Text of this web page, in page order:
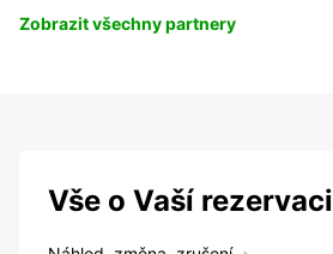
Zobrazit všechny partnery
Vše o Vaší rezervaci